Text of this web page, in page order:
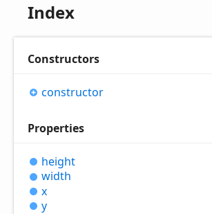
Index
Constructors
constructor
Properties
height
width
x
y